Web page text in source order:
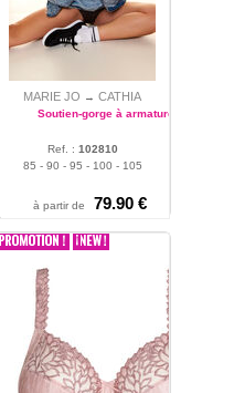
MARIE JO → CATHIA
Soutien-gorge à armatures
Ref. : 102810
85 - 90 - 95 - 100 - 105
à partir de 79.90 €